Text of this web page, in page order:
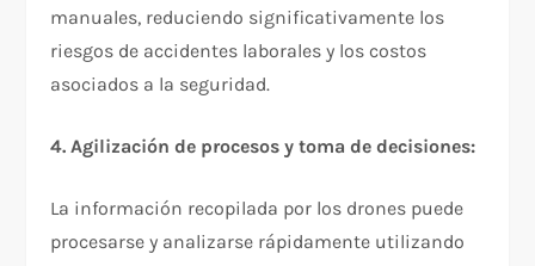
manuales, reduciendo significativamente los
riesgos de accidentes laborales y los costos
asociados a la seguridad.
4. Agilización de procesos y toma de decisiones:
La información recopilada por los drones puede
procesarse y analizarse rápidamente utilizando